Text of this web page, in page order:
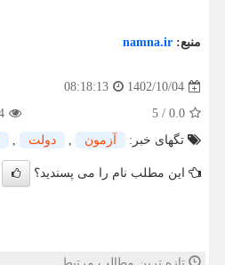
منبع: namna.ir
1402/10/04
08:18:13
0.0
/
5
تگهای خبر:
آزمون , دولت ,
این مطلب نام را می پسندید؟